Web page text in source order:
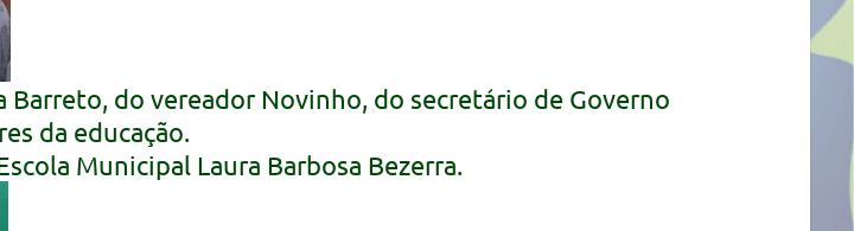
do vereador Novinho, do secretário de Governo
da educação.
Municipal Laura Barbosa Bezerra.